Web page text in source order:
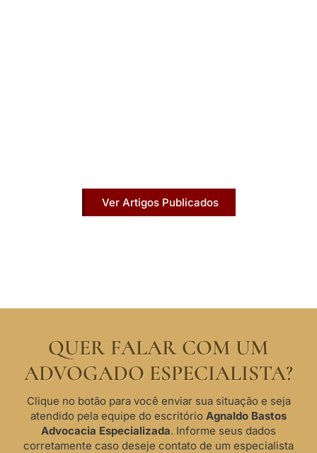
Ver Artigos Publicados
QUER FALAR COM UM
ADVOGADO ESPECIALISTA?
Clique no botão para você enviar sua situação e seja
atendido pela equipe do escritório Agnaldo Bastos
Advocacia Especializada. Informe seus dados
corretamente caso deseje contato de um especialista